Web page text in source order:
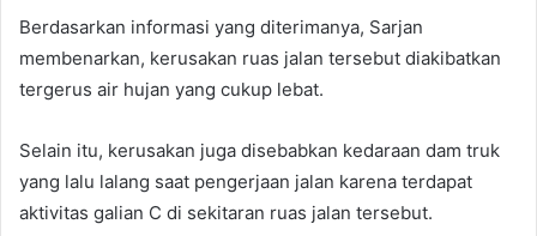
Berdasarkan informasi yang diterimanya, Sarjan
membenarkan, kerusakan ruas jalan tersebut diakibatkan
tergerus air hujan yang cukup lebat.
Selain itu, kerusakan juga disebabkan kedaraan dam truk
yang lalu lalang saat pengerjaan jalan karena terdapat
aktivitas galian C di sekitaran ruas jalan tersebut.